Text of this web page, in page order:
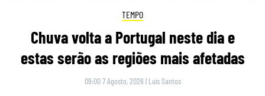
TEMPO
Chuva volta a Portugal neste dia e
estas serão as regiões mais afetadas
09:00 7 Agosto, 2026 | Luís Santos